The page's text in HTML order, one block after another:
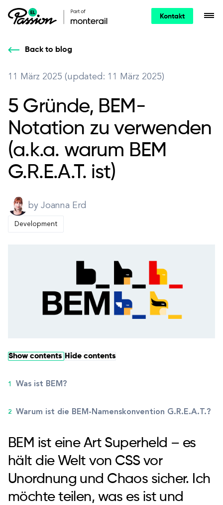
Kontakt
Back to blog
11 März 2025 (updated: 11 März 2025)
5 Gründe, BEM-
Notation zu verwenden
(a.k.a. warum BEM
G.R.E.A.T. ist)
by Joanna Erd
Development
Show contents Hide contents
Was ist BEM?
Warum ist die BEM-Namenskonvention G.R.E.A.T.?
BEM ist eine Art Superheld – es
hält die Welt von CSS vor
Unordnung und Chaos sicher. Ich
möchte teilen, was es ist und